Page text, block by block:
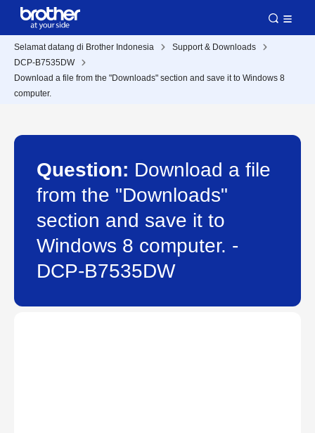
Selamat datang di Brother Indonesia
Support & Downloads
DCP-B7535DW
Download a file from the "Downloads" section and save it to Windows 8
computer.
Question: Download a file
from the "Downloads"
section and save it to
Windows 8 computer. -
DCP-B7535DW